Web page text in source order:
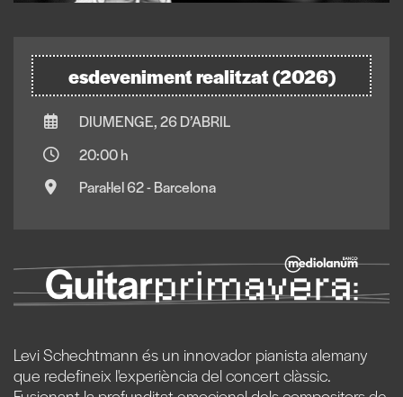
esdeveniment realitzat (2026)
DIUMENGE, 26 D’ABRIL
20:00 h
Paral·lel 62 - Barcelona
Levi Schechtmann és un innovador pianista alemany
que redefineix l'experiència del concert clàssic.